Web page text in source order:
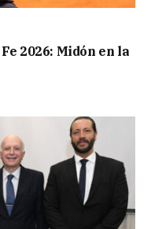
2026: Midón en la